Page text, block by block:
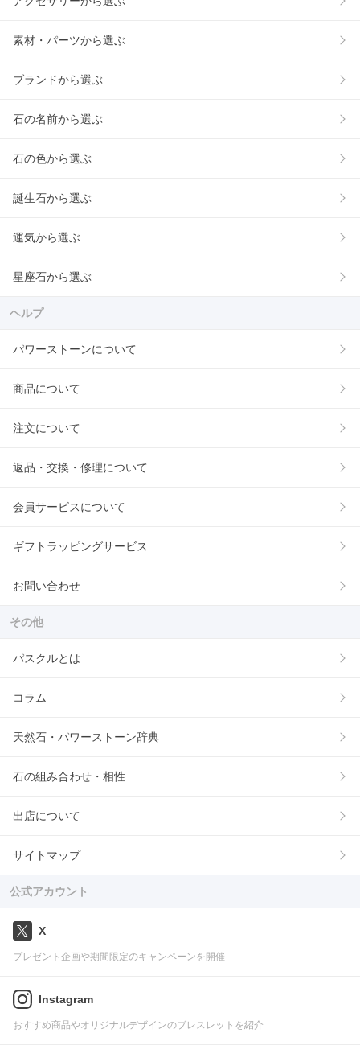
素材・パーツから選ぶ
ブランドから選ぶ
石の名前から選ぶ
石の色から選ぶ
誕生石から選ぶ
運気から選ぶ
星座石から選ぶ
ヘルプ
パワーストーンについて
商品について
注文について
返品・交換・修理について
会員サービスについて
ギフトラッピングサービス
お問い合わせ
その他
パスクルとは
コラム
天然石・パワーストーン辞典
石の組み合わせ・相性
出店について
サイトマップ
公式アカウント
X
プレゼント企画や期間限定のキャンペーンを開催
Instagram
おすすめ商品やオリジナルデザインのブレスレットを紹介